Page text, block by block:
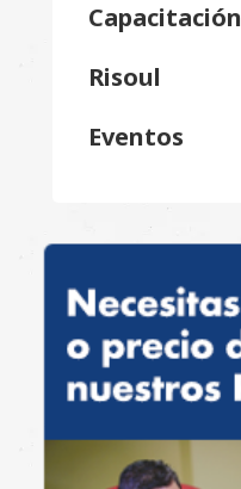
Capacitación
Risoul
Eventos